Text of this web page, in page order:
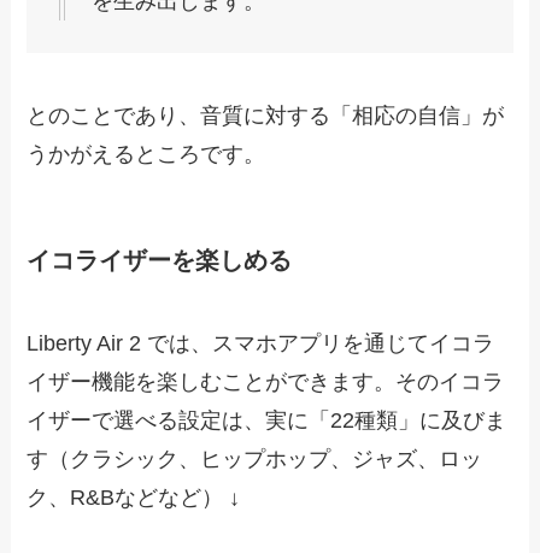
とのことであり、音質に対する「相応の自信」が
うかがえるところです。
イコライザーを楽しめる
Liberty Air 2 では、スマホアプリを通じてイコラ
イザー機能を楽しむことができます。そのイコラ
イザーで選べる設定は、実に「22種類」に及びま
す（クラシック、ヒップホップ、ジャズ、ロッ
ク、R&Bなどなど） ↓